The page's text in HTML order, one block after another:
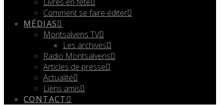
Comment se faire éditer
MÉDIAS
Montsalvens TV
Les archives
Radio Montsalvens
Articles de presse
Actualité
Liens amis
CONTACT